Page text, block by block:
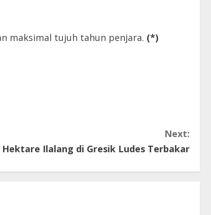
maksimal tujuh tahun penjara. (*)
Next:
Ilalang di Gresik Ludes Terbakar